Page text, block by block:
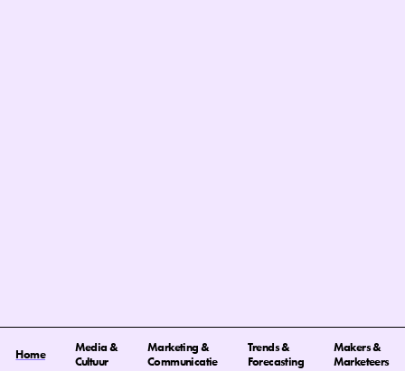
Home
Media &
Cultuur
Marketing &
Communicatie
Trends &
Forecasting
Makers &
Marketeers